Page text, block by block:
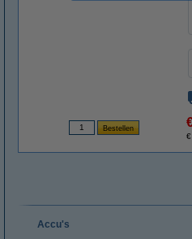
Accu's